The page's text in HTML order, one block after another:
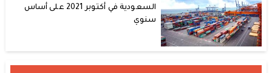
السعودية في أكتوبر 2021 على أساس
سنوي